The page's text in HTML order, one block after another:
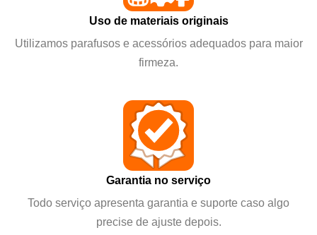
Uso de materiais originais
Utilizamos parafusos e acessórios adequados para maior
firmeza.
Garantia no serviço
Todo serviço apresenta garantia e suporte caso algo
precise de ajuste depois.